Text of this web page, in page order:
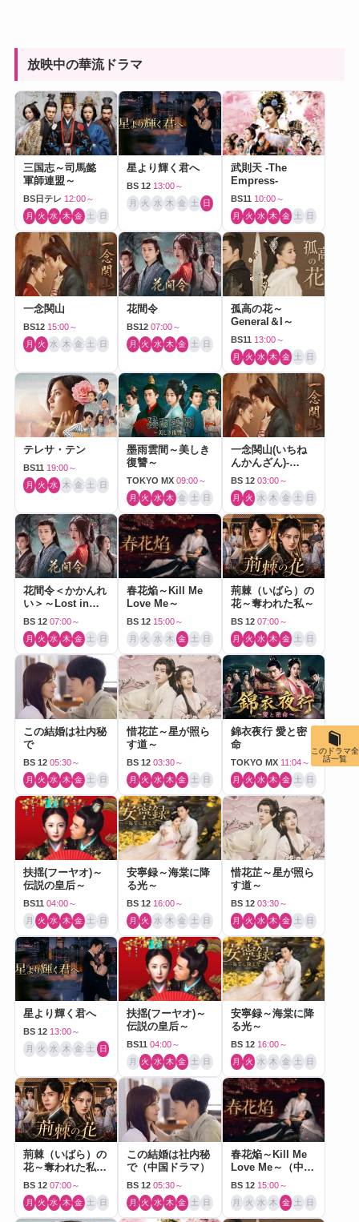
放映中の華流ドラマ
三国志～司馬懿
軍師連盟～
BS日テレ 12:00～
月 火 水 木 金 土 日
星より輝く君へ
BS 12 13:00～
月 火 水 木 金 土 日
武則天 -The
Empress-
BS11 10:00～
月 火 水 木 金 土 日
一念関山
BS12 15:00～
月 火 水 木 金 土 日
花間令
BS12 07:00～
月 火 水 木 金 土 日
孤高の花～
General＆I～
BS11 13:00～
月 火 水 木 金 土 日
テレサ・テン
BS11 19:00～
月 火 水 木 金 土 日
墨雨雲間～美しき
復讐～
TOKYO MX 09:00～
月 火 水 木 金 土 日
一念関山(いちね
んかんざん)-
Journey to Love-
BS 12 03:00～
月 火 水 木 金 土 日
花間令＜かかんれ
い＞～Lost in
Love～
BS 12 07:00～
月 火 水 木 金 土 日
春花焔～Kill Me
Love Me～
BS 12 15:00～
月 火 水 木 金 土 日
荊棘（いばら）の
花～奪われた私～
BS 12 07:00～
月 火 水 木 金 土 日
この結婚は社内秘
で
BS 12 05:30～
月 火 水 木 金 土 日
惜花芷～星が照ら
す道～
BS 12 03:30～
月 火 水 木 金 土 日
錦衣夜行 愛と密
命
TOKYO MX 11:04～
月 火 水 木 金 土 日
扶揺(フーヤオ)～
伝説の皇后～
BS11 04:00～
月 火 水 木 金 土 日
安寧録～海棠に降
る光～
BS 12 16:00～
月 火 水 木 金 土 日
惜花芷～星が照ら
す道～
BS 12 03:30～
月 火 水 木 金 土 日
星より輝く君へ
BS 12 13:00～
月 火 水 木 金 土 日
扶揺(フーヤオ)～
伝説の皇后～
BS11 04:00～
月 火 水 木 金 土 日
安寧録～海棠に降
る光～
BS 12 16:00～
月 火 水 木 金 土 日
荊棘（いばら）の
花～奪われた私～
（中国ドラマ）
BS 12 07:00～
月 火 水 木 金 土 日
この結婚は社内秘
で（中国ドラマ）
BS 12 05:30～
月 火 水 木 金 土 日
春花焔～Kill Me
Love Me～（中国
ドラマ）
BS 12 15:00～
月 火 水 木 金 土 日
このドラマ全
話一覧